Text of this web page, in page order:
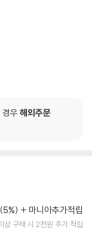
우 해외주문
마니아추가적립
상 구매 시 2천원 추가 적립